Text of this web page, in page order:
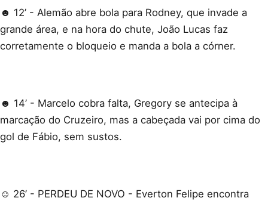
☻ 12’ - Alemão abre bola para Rodney, que invade a
grande área, e na hora do chute, João Lucas faz
corretamente o bloqueio e manda a bola a córner.
☻ 14’ - Marcelo cobra falta, Gregory se antecipa à
marcação do Cruzeiro, mas a cabeçada vai por cima do
gol de Fábio, sem sustos.
☺ 26’ - PERDEU DE NOVO - Everton Felipe encontra